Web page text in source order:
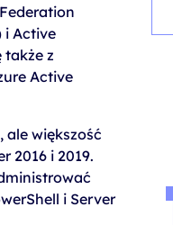
i Active
także z
Active
ale większość
2016 i 2019.
i Server